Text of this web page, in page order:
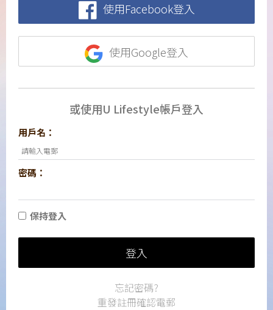
使用Facebook登入
使用Google登入
或使用U Lifestyle帳戶登入
用戶名：
密碼：
保持登入
登入
忘記密碼?
重發註冊確認電郵